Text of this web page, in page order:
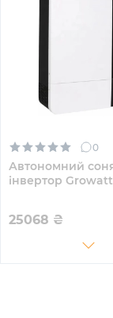
0
Автономний
інвертор Growatt
25068 ₴